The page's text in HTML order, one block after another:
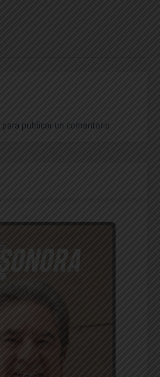
para publicar un comentario.